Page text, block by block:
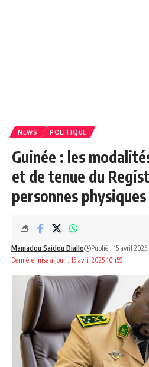
NEWS POLITIQUE
Guinée : les
et de tenue du
personnes
Dernière mise à jour : 15 avril 2025 10h59
Mamadou Saidou Diallo Publié : 15 avril 2025